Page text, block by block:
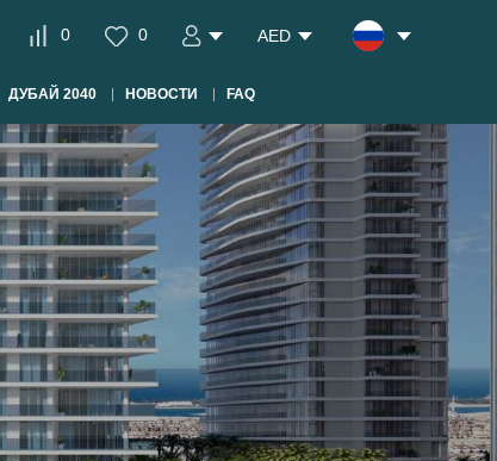
0 0 AED
ДУБАЙ 2040 НОВОСТИ FAQ